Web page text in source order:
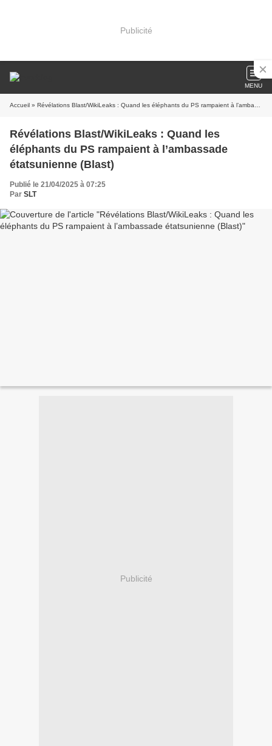
Publicité
MENU
Accueil » Révélations Blast/WikiLeaks : Quand les éléphants du PS rampaient à l’ambassade étatsunienne (Blast)
Révélations Blast/WikiLeaks : Quand les
éléphants du PS rampaient à l’ambassade
étatsunienne (Blast)
Publié le 21/04/2025 à 07:25
Par SLT
Publicité